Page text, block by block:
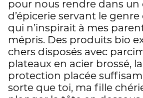
pour nous rendre dans un
d’épicerie servant le
qui n’inspirait à mes
mépris. Des produits bio
chers disposés avec
plateaux en acier brossé,
protection placée
sorte que toi, ma fille